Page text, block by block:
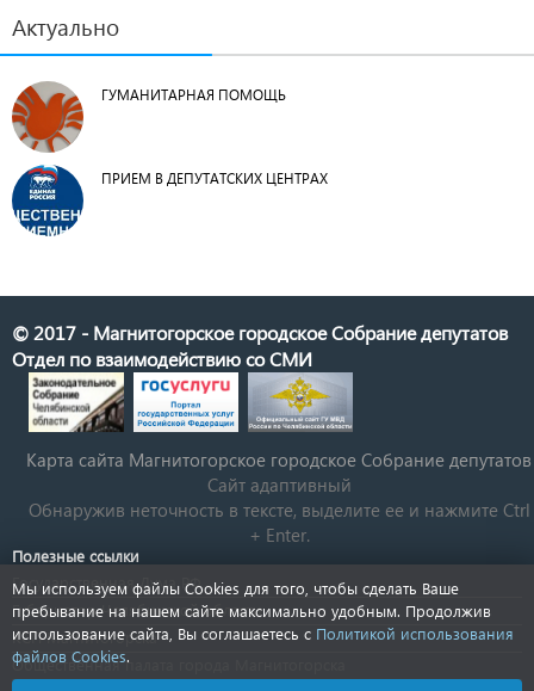
Актуально
ГУМАНИТАРНАЯ ПОМОЩЬ
ПРИЕМ В ДЕПУТАТСКИХ ЦЕНТРАХ
© 2017 - Магнитогорское городское Собрание депутатов
Отдел по взаимодействию со СМИ
Карта сайта Магнитогорское городское Cобрание депутатов
Сайт адаптивный
Обнаружив неточность в тексте, выделите ее и нажмите Ctrl
+ Enter.
Полезные ссылки
Государственная Дума РФ
Губернатор Челябинской области
КСП Магнитогорска
Общественная палата города Магнитогорска
Мы используем файлы Cookies для того, чтобы сделать Ваше
пребывание на нашем сайте максимально удобным. Продолжив
использование сайта, Вы соглашаетесь с Политикой использования
файлов Cookies.